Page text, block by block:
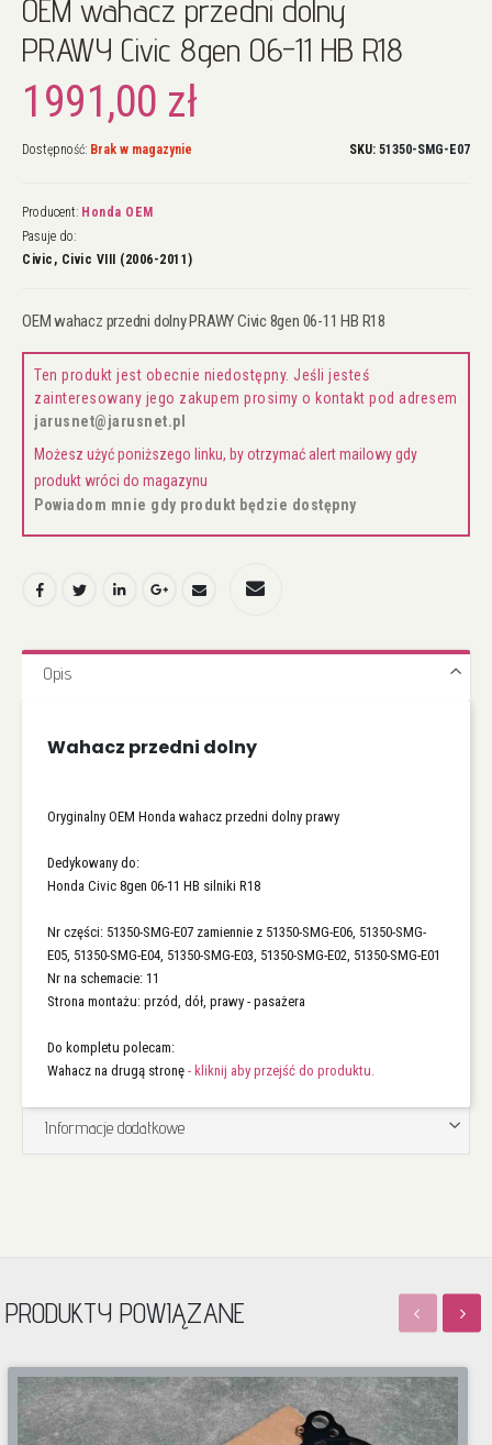
początek
galerii
OEM wahacz przedni dolny
PRAWY Civic 8gen 06-11 HB R18
1991,00 zł
Dostępność: Brak w magazynie SKU 51350-SMG-E07
Producent: Honda OEM
Pasuje do:
Civic, Civic VIII (2006-2011)
OEM wahacz przedni dolny PRAWY Civic 8gen 06-11 HB R18
Ten produkt jest obecnie niedostępny. Jeśli jesteś
zainteresowany jego zakupem prosimy o kontakt pod adresem
jarusnet@jarusnet.pl
Możesz użyć poniższego linku, by otrzymać alert mailowy gdy
produkt wróci do magazynu
Powiadom mnie gdy produkt będzie dostępny
Opis
Wahacz przedni dolny
Oryginalny OEM Honda wahacz przedni dolny prawy
Dedykowany do:
Honda Civic 8gen 06-11 HB silniki R18
Nr części: 51350-SMG-E07 zamiennie z 51350-SMG-E06, 51350-SMG-
E05, 51350-SMG-E04, 51350-SMG-E03, 51350-SMG-E02, 51350-SMG-E01
Nr na schemacie: 11
Strona montażu: przód, dół, prawy - pasażera
Do kompletu polecam:
Wahacz na drugą stronę - kliknij aby przejść do produktu.
Informacje dodatkowe
PRODUKTY POWIĄZANE